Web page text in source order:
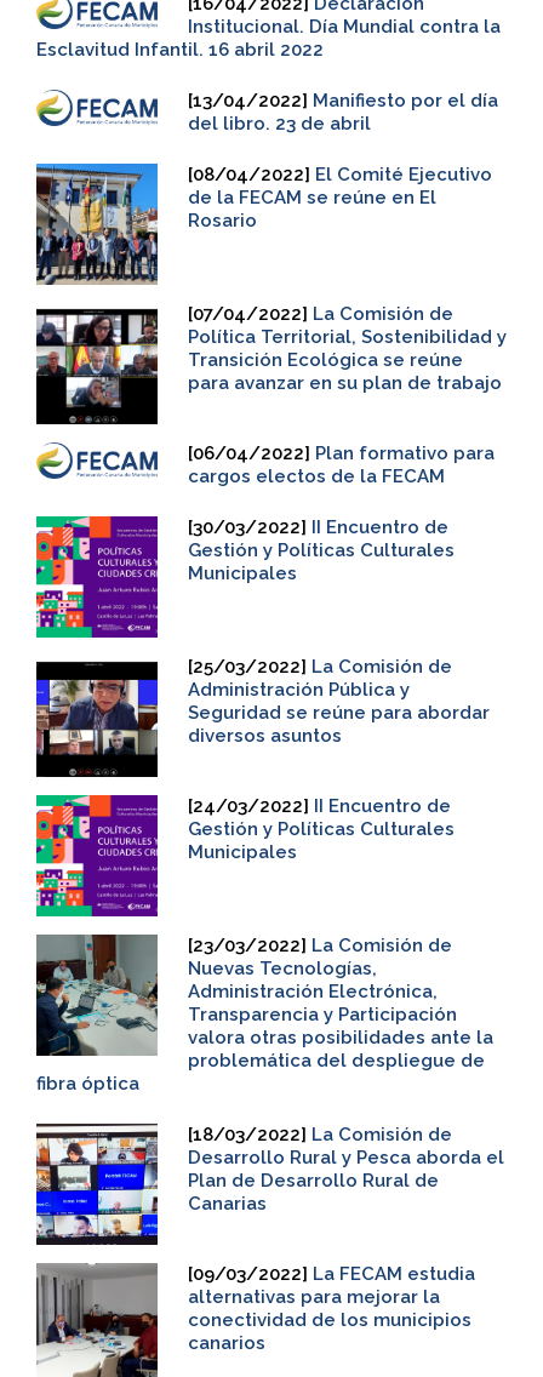
Institucional. Día Mundial contra la
Esclavitud Infantil. 16 abril 2022
[13/04/2022] Manifiesto por el día
del libro. 23 de abril
[08/04/2022] El Comité Ejecutivo
de la FECAM se reúne en El
Rosario
[07/04/2022] La Comisión de
Política Territorial, Sostenibilidad y
Transición Ecológica se reúne
para avanzar en su plan de trabajo
[06/04/2022] Plan formativo para
cargos electos de la FECAM
[30/03/2022] II Encuentro de
Gestión y Políticas Culturales
Municipales
[25/03/2022] La Comisión de
Administración Pública y
Seguridad se reúne para abordar
diversos asuntos
[24/03/2022] II Encuentro de
Gestión y Políticas Culturales
Municipales
[23/03/2022] La Comisión de
Nuevas Tecnologías,
Administración Electrónica,
Transparencia y Participación
valora otras posibilidades ante la
problemática del despliegue de
fibra óptica
[18/03/2022] La Comisión de
Desarrollo Rural y Pesca aborda el
Plan de Desarrollo Rural de
Canarias
[09/03/2022] La FECAM estudia
alternativas para mejorar la
conectividad de los municipios
canarios